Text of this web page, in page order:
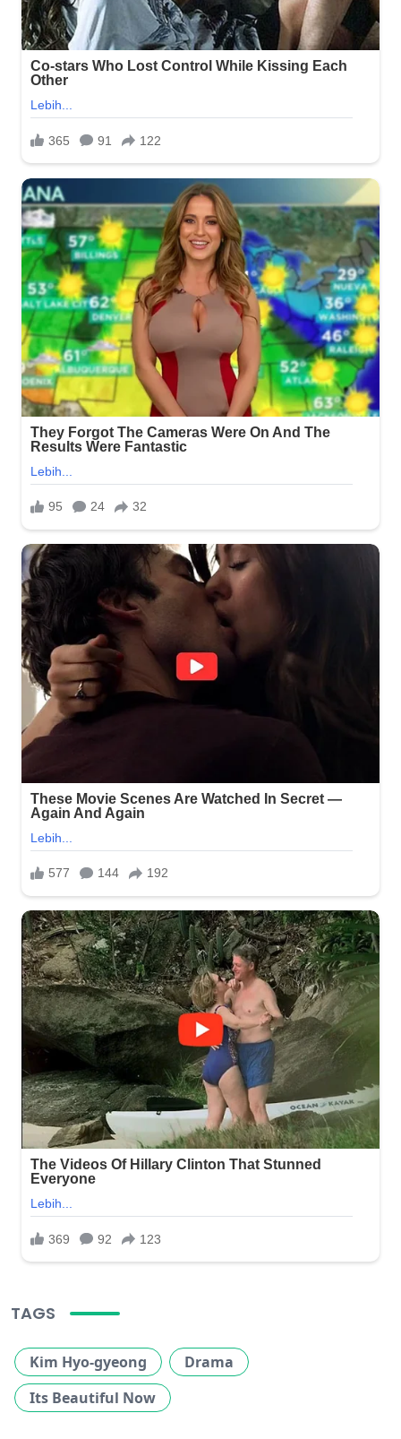
TAGS
Kim Hyo-gyeong
Drama
Its Beautiful Now